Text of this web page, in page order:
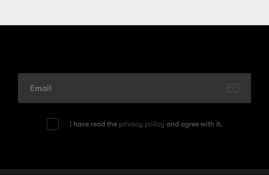
I have read the privacy policy and agree with it.